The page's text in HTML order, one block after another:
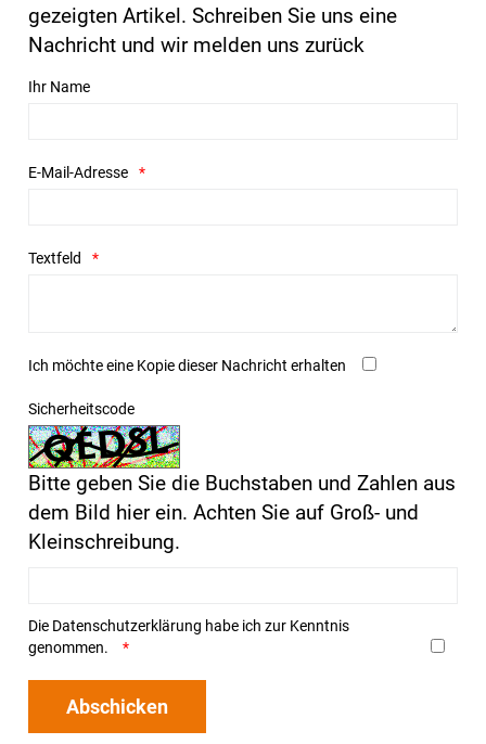
gezeigten Artikel. Schreiben Sie uns eine
Nachricht und wir melden uns zurück
Ihr Name
E-Mail-Adresse
Textfeld
Ich möchte eine Kopie dieser Nachricht erhalten
Sicherheitscode
Bitte geben Sie die Buchstaben und Zahlen aus
dem Bild hier ein. Achten Sie auf Groß- und
Kleinschreibung.
Die Datenschutzerklärung habe ich zur Kenntnis
genommen.
Abschicken